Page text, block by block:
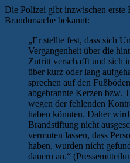
Die Polizei gibt inzwischen erste
Brandursache bekannt:
„Er stellte fest, dass sich
Vergangenheit über die
Zutritt verschafft und sich
über kurz oder lang
sprechen auf den
abgebrannte Kerzen bzw.
wegen der fehlenden
haben könnten. Daher
Brandstiftung nicht
vermuten lassen, dass
haben, wurden nicht
dauern an.“